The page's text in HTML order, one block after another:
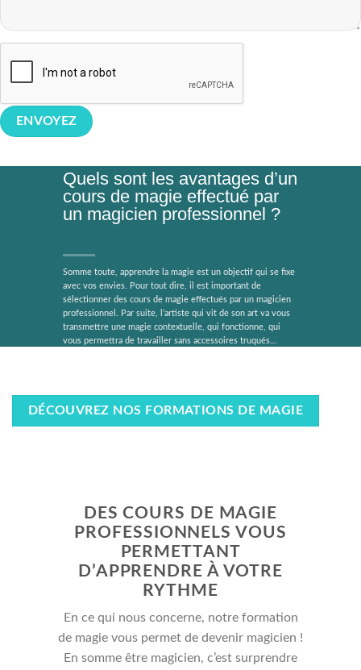
Quels sont les avantages d’un
cours de magie effectué par
un magicien professionnel ?
Somme toute, apprendre la magie est un objectif qui se fixe
avec vos envies. Pour tout dire, il est important de
sélectionner des cours de magie effectués par un magicien
professionnel. Par suite, l’artiste qui vit de son art va vous
transmettre une magie contextuelle, qui fonctionne, qui
vous permettra de travailler sans accessoires truqués…
DÉCOUVREZ NOS FORMATIONS DE MAGIE
DES COURS DE MAGIE
PROFESSIONNELS VOUS
PERMETTANT
D’APPRENDRE À VOTRE
RYTHME
En ce qui nous concerne, notre formation
de magie vous permet de devenir magicien !
En somme être magicien, c’est surprendre